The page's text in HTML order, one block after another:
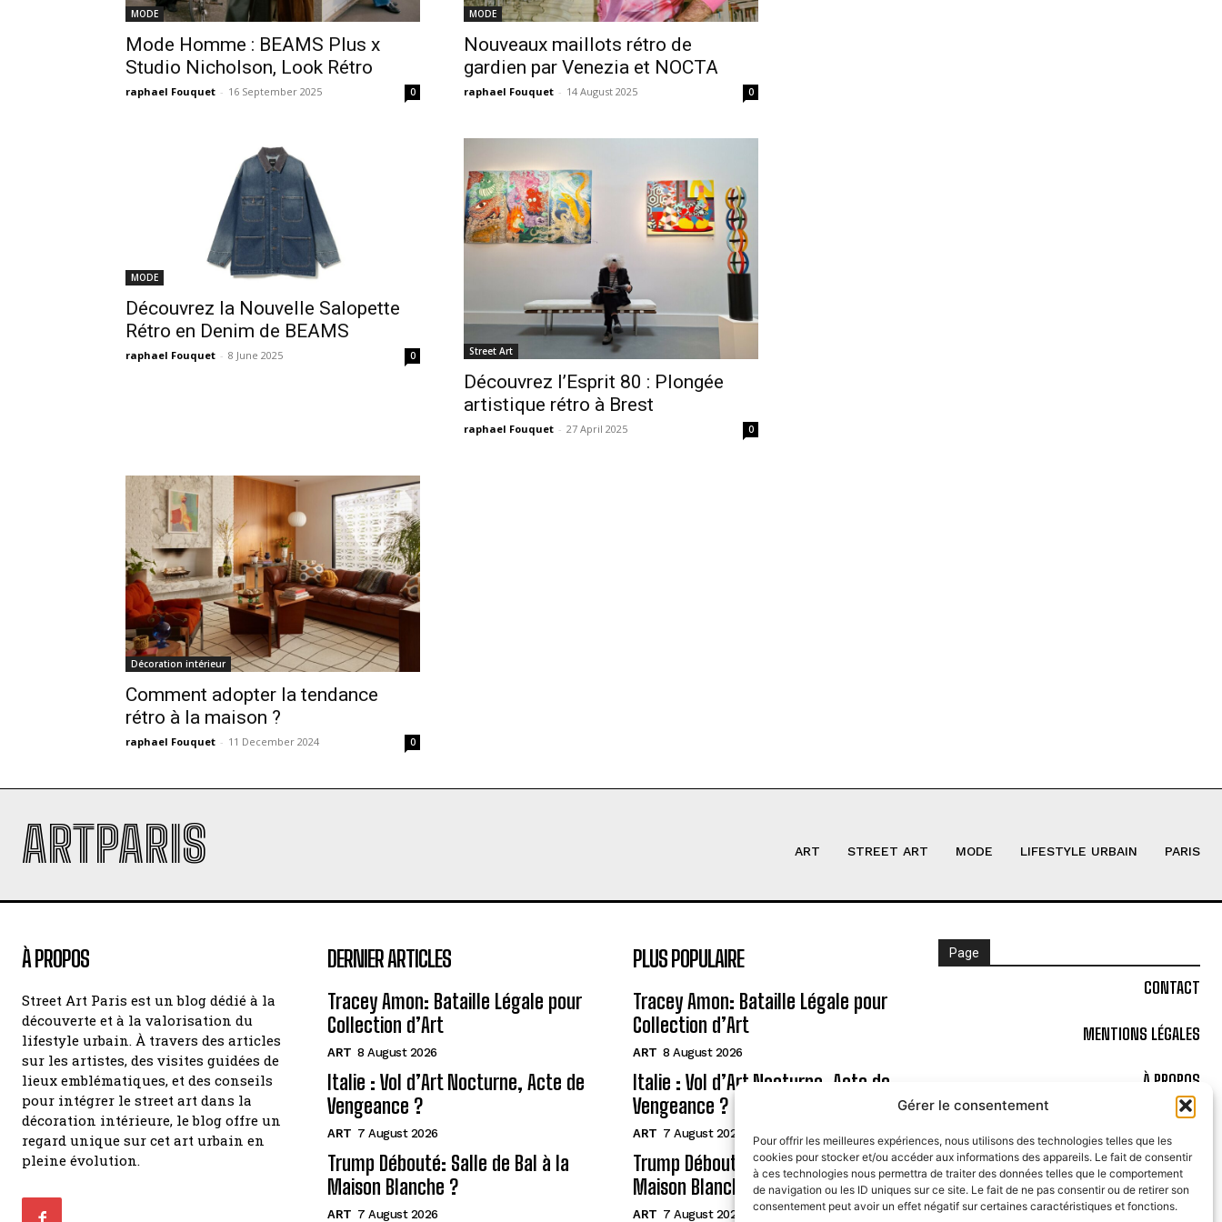
Gérer le consentement
Pour offrir les meilleures expériences, nous utilisons des technologies telles que les
cookies pour stocker et/ou accéder aux informations des appareils. Le fait de consentir
à ces technologies nous permettra de traiter des données telles que le comportement
de navigation ou les ID uniques sur ce site. Le fait de ne pas consentir ou de retirer son
consentement peut avoir un effet négatif sur certaines caractéristiques et fonctions.
MODE
Mode Homme : BEAMS Plus x
Studio Nicholson, Look Rétro
raphael Fouquet - 16 September 2025 0
MODE
Nouveaux maillots rétro de
gardien par Venezia et NOCTA
raphael Fouquet - 14 August 2025 0
MODE
Découvrez la Nouvelle Salopette
Rétro en Denim de BEAMS
raphael Fouquet - 8 June 2025 0 Street Art
Découvrez l’Esprit 80 : Plongée
artistique rétro à Brest
raphael Fouquet - 27 April 2025 0
Décoration intérieur
Comment adopter la tendance
rétro à la maison ?
raphael Fouquet - 11 December 2024 0
ARTPARIS ART STREET ART MODE LIFESTYLE URBAIN PARIS
À PROPOS
Street Art Paris est un blog dédié à la
découverte et à la valorisation du
lifestyle urbain. À travers des articles
sur les artistes, des visites guidées de
lieux emblématiques, et des conseils
pour intégrer le street art dans la
décoration intérieure, le blog offre un
regard unique sur cet art urbain en
pleine évolution.
DERNIER ARTICLES
Tracey Amon: Bataille Légale pour
Collection d’Art
ART 8 August 2026
Italie : Vol d’Art Nocturne, Acte de
Vengeance ?
ART 7 August 2026
Trump Débouté: Salle de Bal à la
Maison Blanche ?
ART 7 August 2026
PLUS POPULAIRE
Tracey Amon: Bataille Légale pour
Collection d’Art
ART 8 August 2026
Italie : Vol d’Art Nocturne, Acte de
Vengeance ?
ART 7 August 2026
Trump Débouté: Salle de Bal à la
Maison Blanche ?
ART 7 August 2026
Page
CONTACT
MENTIONS LÉGALES
À PROPOS